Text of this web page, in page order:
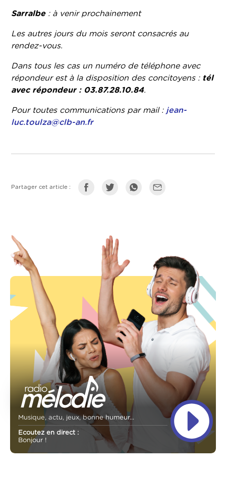
Sarralbe: à venir prochainement
Les autres jours du mois seront consacrés au
rendez-vous.
Dans tous les cas un numéro de téléphone avec
répondeur est à la disposition des concitoyens : tél
avec répondeur : 03.87.28.10.84.
Pour toutes communications par mail : jean-
luc.toulza@clb-an.fr
Partager cet article :
Musique, actu, jeux, bonne humeur...
Ecoutez en direct :
Bonjour !